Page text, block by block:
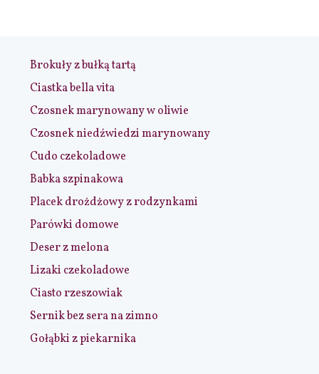
Brokuły z bułką tartą
Ciastka bella vita
Czosnek marynowany w oliwie
Czosnek niedźwiedzi marynowany
Cudo czekoladowe
Babka szpinakowa
Placek drożdżowy z rodzynkami
Parówki domowe
Deser z melona
Lizaki czekoladowe
Ciasto rzeszowiak
Sernik bez sera na zimno
Gołąbki z piekarnika